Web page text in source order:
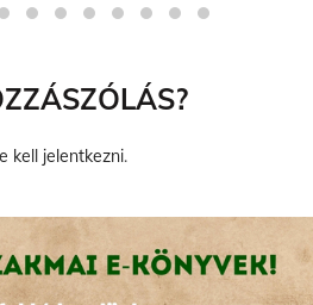
kell jelentkezni.